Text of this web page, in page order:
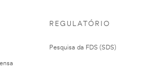
REGULATÓRIO
Pesquisa da FDS (SDS)